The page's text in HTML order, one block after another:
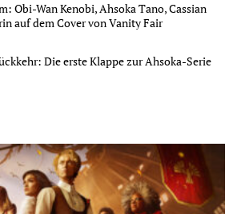
Obi-Wan Kenobi, Ahsoka Tano, Cassian
auf dem Cover von Vanity Fair
Die erste Klappe zur Ahsoka-Serie